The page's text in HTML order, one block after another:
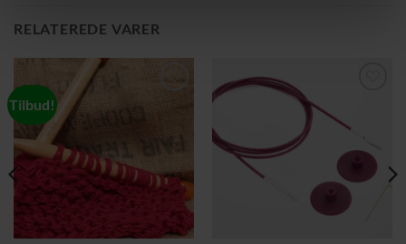
RELATEREDE VARER
Tilbud!
ønskeliste